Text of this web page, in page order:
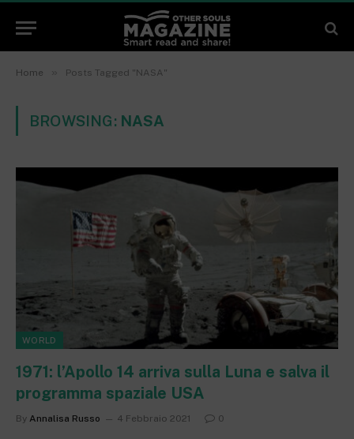
Home » Posts Tagged "NASA"
BROWSING: NASA
WORLD
1971: l’Apollo 14 arriva sulla Luna e salva il
programma spaziale USA
By Annalisa Russo 4 Febbraio 2021 0